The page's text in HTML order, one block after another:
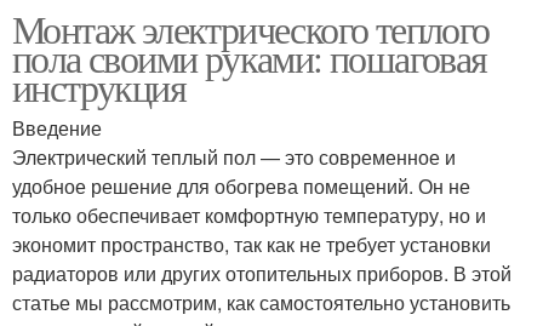
Монтаж электрического теплого
пола своими руками: пошаговая
инструкция
Введение
Электрический теплый пол — это современное и
удобное решение для обогрева помещений. Он не
только обеспечивает комфортную температуру, но и
экономит пространство, так как не требует установки
радиаторов или других отопительных приборов. В этой
статье мы рассмотрим, как самостоятельно установить